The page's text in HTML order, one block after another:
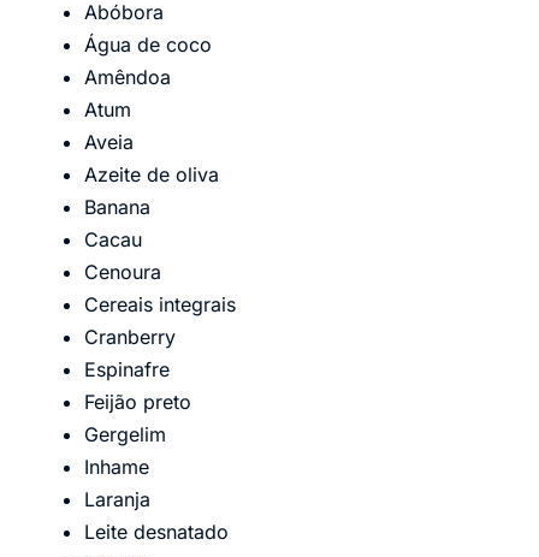
Abóbora
Água de coco
Amêndoa
Atum
Aveia
Azeite de oliva
Banana
Cacau
Cenoura
Cereais integrais
Cranberry
Espinafre
Feijão preto
Gergelim
Inhame
Laranja
Leite desnatado